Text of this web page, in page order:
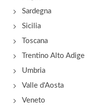
Sardegna
Sicilia
Toscana
Trentino Alto Adige
Umbria
Valle d'Aosta
Veneto